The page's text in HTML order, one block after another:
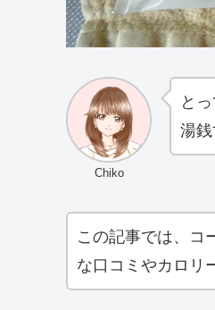
Chiko
と
湯
この記事では、コ
な口コミやカロリ